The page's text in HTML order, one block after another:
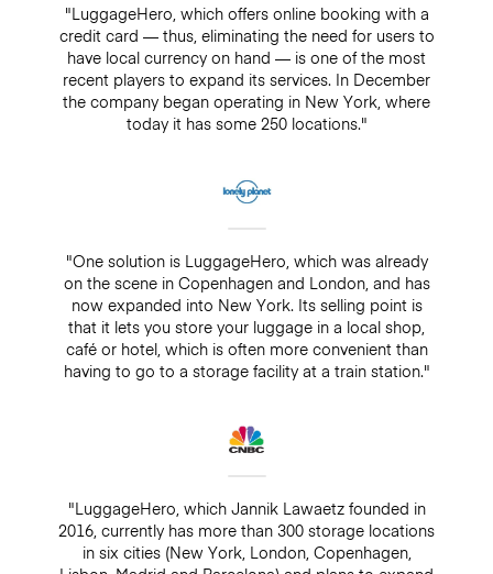
"LuggageHero, which offers online booking with a
credit card — thus, eliminating the need for users to
have local currency on hand — is one of the most
recent players to expand its services. In December
the company began operating in New York, where
today it has some 250 locations."
"One solution is LuggageHero, which was already
on the scene in Copenhagen and London, and has
now expanded into New York. Its selling point is
that it lets you store your luggage in a local shop,
café or hotel, which is often more convenient than
having to go to a storage facility at a train station."
"LuggageHero, which Jannik Lawaetz founded in
2016, currently has more than 300 storage locations
in six cities (New York, London, Copenhagen,